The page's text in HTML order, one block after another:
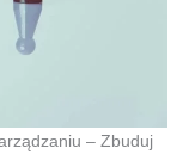
– Zbuduj